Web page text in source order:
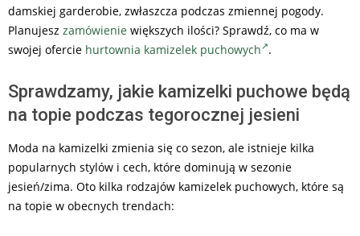
damskiej garderobie, zwłaszcza podczas zmiennej pogody.
Planujesz zamówienie większych ilości? Sprawdź, co ma w
swojej ofercie hurtownia kamizelek puchowych .
Sprawdzamy, jakie kamizelki puchowe będą
na topie podczas tegorocznej jesieni
Moda na kamizelki zmienia się co sezon, ale istnieje kilka
popularnych stylów i cech, które dominują w sezonie
jesień/zima. Oto kilka rodzajów kamizelek puchowych, które są
na topie w obecnych trendach: